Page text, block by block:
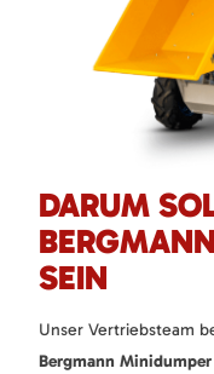
DARUM
SEIN
Unser Vertriebsteam
Bergmann Minidumper